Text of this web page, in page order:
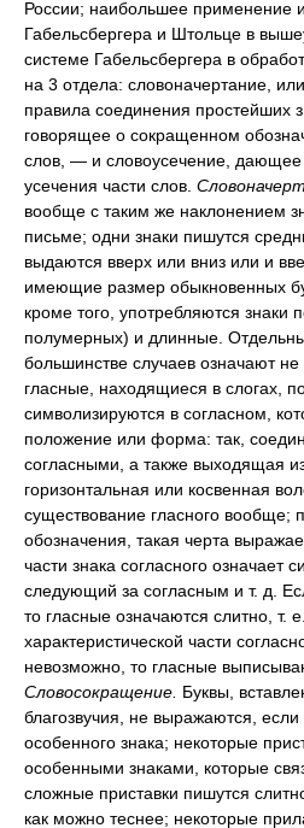
России; наибольшее применение
Габельсбергера и Штольце в
системе Габельсбергера в
на 3 отдела: словоначертание,
правила соединения простейших
говорящее о сокращенном
слов, — и словоусечение, дающее
усечения части слов.
вообще с таким же наклонением
письме; одни знаки пишутся
выдаются вверх или вниз или и
имеющие размер обыкновенных
кроме того, употребляются
полумерных) и длинные.
большинстве случаев означают
гласные, находящиеся в слогах,
символизируются в согласном,
положение или форма: так,
согласными, а также выходящая
горизонтальная или косвенная
существование гласного вообще;
обозначения, такая черта
части знака согласного означает
следующий за согласным и т. д.
то гласные означаются слитно, т.
характеристической части
невозможно, то гласные
Словосокращение. Буквы,
благозвучия, не выражаются,
особенного знака; некоторые
особенными знаками, которые
сложные приставки пишутся
как можно теснее; некоторые